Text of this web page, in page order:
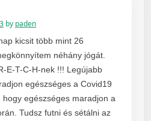
by paden
kicsit több mint 26
néhány jógát.
E-T-C-H-nek !!! Legújabb
egészséges a Covid19
egészséges maradjon a
Tudsz futni és sétálni az